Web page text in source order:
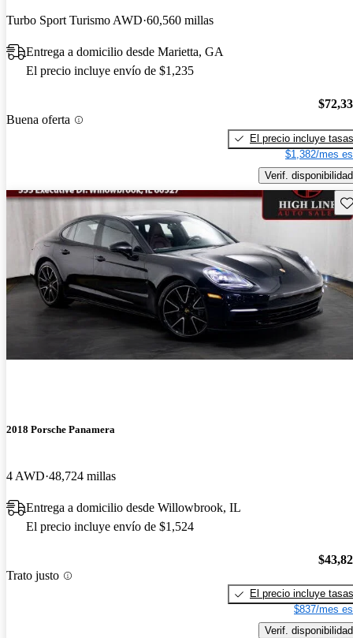
Turbo Sport Turismo AWD 60,560 millas
Entrega a domicilio desde Marietta, GA
El precio incluye envío de $1,235
Buena oferta
El precio incluye tasas
$1,382/mes
Verif. disponibilidad
2018 Porsche Panamera
4 AWD 48,724 millas
Entrega a domicilio desde Willowbrook, IL
El precio incluye envío de $1,524
Trato justo
El precio incluye tasas
$837/mes
Verif. disponibilidad